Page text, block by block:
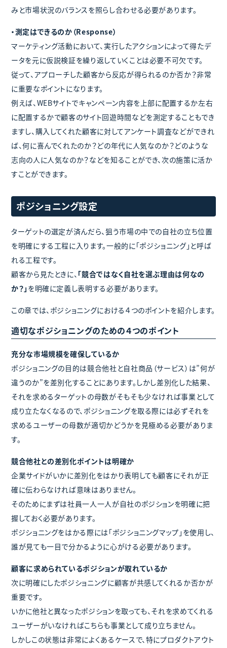
みと市場状況のバランスを照らし合わせる必要があります。
・測定はできるのか（Response）
マーケティング活動において、実行したアクションによって得たデ
ータを元に仮説検証を繰り返していくことは必要不可欠です。
従って、アプローチした顧客から反応が得られるのか否か？非常
に重要なポイントになります。
例えば、WEBサイトでキャンペーン内容を上部に配置するか左右
に配置するかで顧客のサイト回遊時間などを測定することもでき
ますし、購入してくれた顧客に対してアンケート調査などができれ
ば、何に喜んでくれたのか？どの年代に人気なのか？どのような
志向の人に人気なのか？などを知ることができ、次の施策に活か
すことができます。
ポジショニング設定
ターゲットの選定が済んだら、狙う市場の中での自社の立ち位置
を明確にする工程に入ります。一般的に「ポジショニング」と呼ば
れる工程です。
顧客から見たときに、 「競合ではなく自社を選ぶ理由は何なの
か？」 を明確に定義し表明する必要があります。
この章では、ポジショニングにおける４つのポイントを紹介します。
適切なポジショニングのための４つのポイント
充分な市場規模を確保しているか
ポジショニングの目的は競合他社と自社商品（サービス）は”何が
違うのか”を差別化することにあります。しかし差別化した結果、
それを求めるターゲットの母数がそもそも少なければ事業として
成り立たなくなるので、ポジショニングを取る際には必ずそれを
求めるユーザーの母数が適切かどうかを見極める必要がありま
す。
競合他社との差別化ポイントは明確か
企業サイドがいかに差別化をはかり表明しても顧客にそれが正
確に伝わらなければ意味はありません。
そのためにまずは社員一人一人が自社のポジションを明確に把
握しておく必要があります。
ポジショニングをはかる際には「ポジショニングマップ」を使用し、
誰が見ても一目で分かるように心がける必要があります。
顧客に求められているポジションが取れているか
次に明確にしたポジショニングに顧客が共感してくれるか否かが
重要です。
いかに他社と異なったポジションを取っても、それを求めてくれる
ユーザーがいなければこちらも事業として成り立ちません。
しかしこの状態は非常によくあるケースで、特にプロダクトアウト